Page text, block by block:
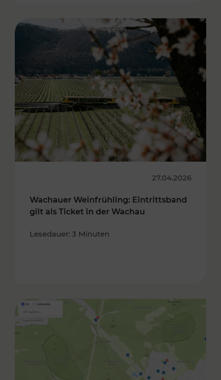
27.04.2026
Wachauer Weinfrühling: Eintrittsband
gilt als Ticket in der Wachau
Lesedauer: 3 Minuten